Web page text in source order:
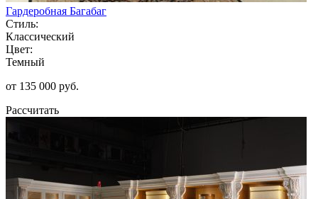
Гардеробная Багабаг
Стиль:
Классический
Цвет:
Темный
от 135 000 руб.
Рассчитать